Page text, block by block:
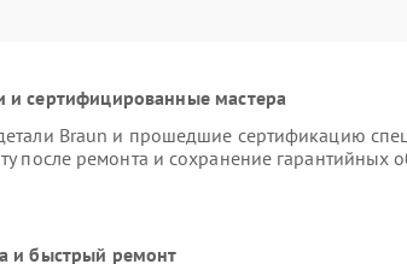
и сертифицированные мастера
Braun и прошедшие сертификацию
после ремонта и сохранение гарантийных
и быстрый ремонт